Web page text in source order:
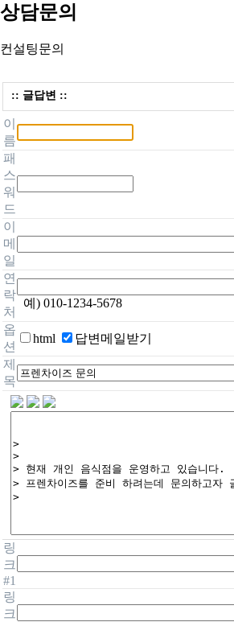
상담문의
컨설팅문의
:: 글답변 ::
이
름
패
스
워
드
이
메
일
연
락
처
예) 010-1234-5678
옵
션
html
답변메일받기
제
목
링
크
#1
링
크